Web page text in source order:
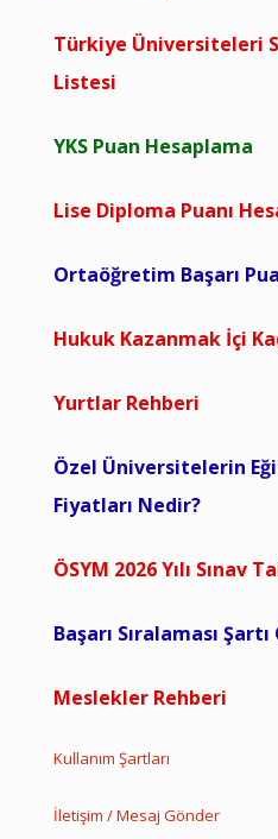
Türkiye Üniversiteleri
Listesi
YKS Puan Hesaplama
Lise Diploma Puanı
Ortaöğretim Başarı
Hukuk Kazanmak İçi
Yurtlar Rehberi
Özel Üniversitelerin
Fiyatları Nedir?
ÖSYM 2026 Yılı Sınav
Başarı Sıralaması
Meslekler Rehberi
Kullanım Şartları
İletişim / Mesaj Gönder